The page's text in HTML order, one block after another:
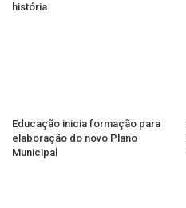
história.
Educação inicia formação para
elaboração do novo Plano
Municipal